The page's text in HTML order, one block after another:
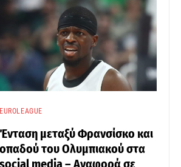
EUROLEAGUE
Ένταση μεταξύ Φρανσίσκο και
οπαδού του Ολυμπιακού στα
social media – Αναφορά σε